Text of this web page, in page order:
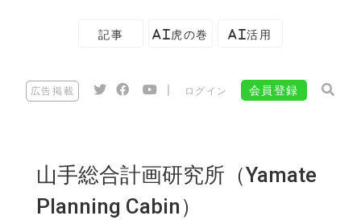
記事 AI虎の巻 AI活用
広告掲載 ログイン 会員登録
山手総合計画研究所（Yamate
Planning Cabin）